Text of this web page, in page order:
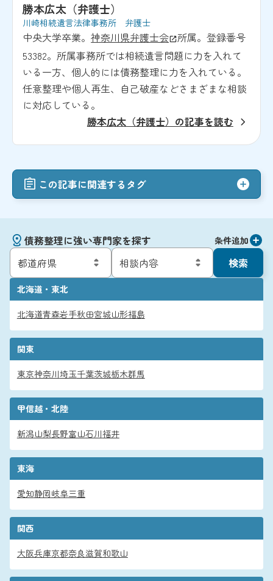
勝本広太（弁護士）
川崎相続遺言法律事務所 弁護士
中央大学卒業。神奈川県弁護士会 所属。登録番号
53382。所属事務所では相続遺言問題に力を入れて
いる一方、個人的には債務整理に力を入れている。
任意整理や個人再生、自己破産などさまざまな相談
に対応している。
勝本広太（弁護士）の記事を読む
この記事に関連するタグ
債務整理に強い専門家を探す 条件追加
検索
北海道・東北
北海道青森岩手秋田宮城山形福島
関東
東京神奈川埼玉千葉茨城栃木群馬
甲信越・北陸
新潟山梨長野富山石川福井
東海
愛知静岡岐阜三重
関西
大阪兵庫京都奈良滋賀和歌山